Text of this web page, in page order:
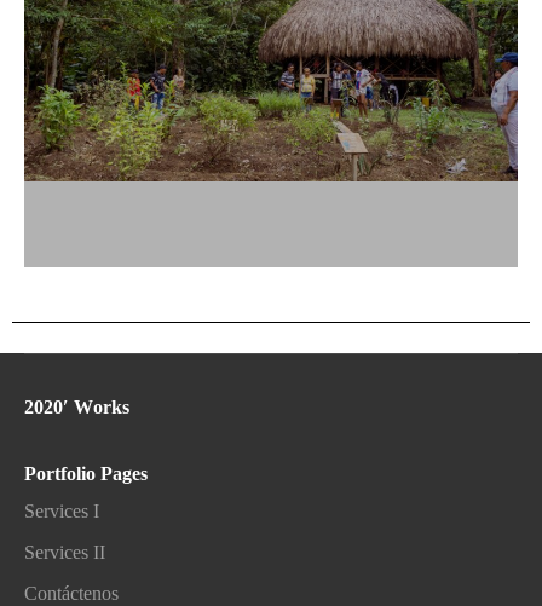
2020′ Works
Portfolio Pages
Services I
Services II
Contáctenos